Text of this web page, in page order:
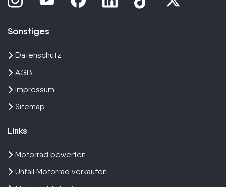
Sonstiges
Datenschutz
AGB
Impressum
Sitemap
Links
Motorrad bewerten
Unfall Motorrad verkaufen